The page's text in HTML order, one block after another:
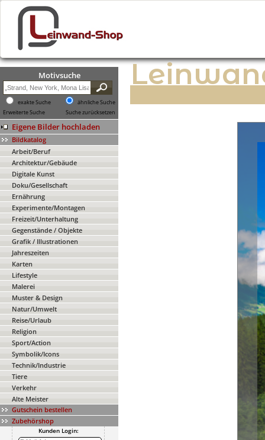
Motivsuche
exakte Suche
ähnliche Suche
Erweiterte Suche
Suche zurücksetzen
Eigene Bilder hochladen
Bildkatalog
Arbeit/Beruf
Architektur/Gebäude
Digitale Kunst
Doku/Gesellschaft
Ernährung
Experimente/Montagen
Freizeit/Unterhaltung
Gegenstände / Objekte
Grafik / Illustrationen
Jahreszeiten
Karten
Lifestyle
Malerei
Muster & Design
Natur/Umwelt
Reise/Urlaub
Religion
Sport/Action
Symbolik/Icons
Technik/Industrie
Tiere
Verkehr
Alte Meister
Gutschein bestellen
Zubehörshop
Kunden Login: